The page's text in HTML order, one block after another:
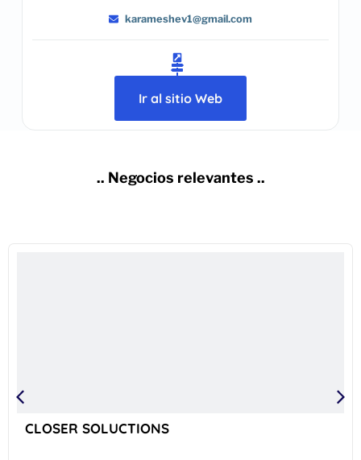
karameshev1@gmail.com
Ir al sitio Web
.. Negocios relevantes ..
CLOSER SOLUCTIONS